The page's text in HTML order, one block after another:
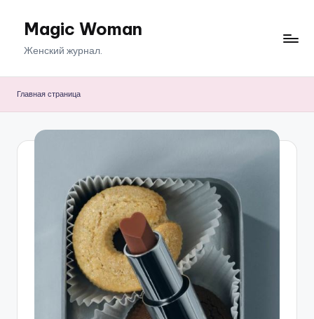
ПерейтиMagic Woman
Женский журнал.
Главная страница